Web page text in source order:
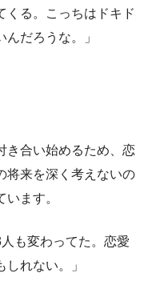
くる。こっちはドキド
だろうな。」
き合い始めるため、恋
将来を深く考えないの
ます。
も変わってた。恋愛
れない。」